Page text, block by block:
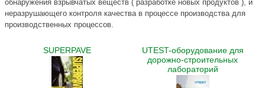
обнаружения взрывчатых веществ ( разработке новых продуктов ), и
неразрушающего контроля качества в процессе производства для
производственных процессов.
SUPERPAVE
UTEST-оборудование для
дорожно-строительных
лабораторий